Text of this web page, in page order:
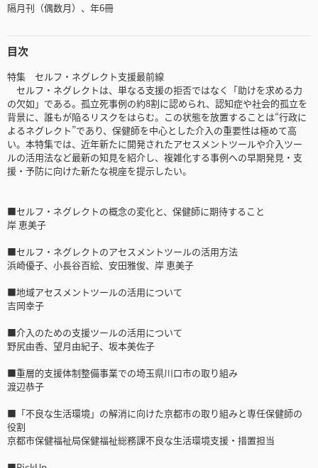
隔月刊（偶数月）、年6冊
目次
特集 セルフ・ネグレクト支援最前線
セルフ・ネグレクトは、単なる支援の拒否ではなく「助けを求める力
の欠如」である。孤立死事例の約8割に認められ、認知症や社会的孤立を
背景に、誰もが陥るリスクをはらむ。この状態を放置することは“行政に
よるネグレクト”であり、保健師を中心とした介入の重要性は極めて高
い。本特集では、近年新たに開発されたアセスメントツールや介入ツー
ルの活用法など最新の知見を紹介し、複雑化する事例への早期発見・支
援・予防に向けた新たな視座を提示したい。
■セルフ・ネグレクトの概念の変化と、保健師に期待すること
岸 恵美子
■セルフ・ネグレクトのアセスメントツールの活用方法
浜崎優子、小長谷百絵、安田雅俊、岸 恵美子
■地域アセスメントツールの活用について
吉岡幸子
■介入のための支援ツールの活用について
野尻由香、望月由紀子、坂本美佐子
■重層的支援体制整備事業での埼玉県川口市の取り組み
渡辺恭子
■「不良な生活環境」の解消に向けた京都市の取り組みと専任保健師の
役割
京都市保健福祉局保健福祉総務課不良な生活環境支援・措置担当